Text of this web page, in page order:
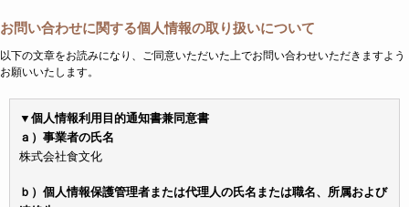
お問い合わせに関する個人情報の取り扱いについて
以下の文章をお読みになり、ご同意いただいた上でお問い合わせいただきますよう
お願いいたします。
▼個人情報利用目的通知書兼同意書
ａ）事業者の氏名
株式会社食文化
ｂ）個人情報保護管理者または代理人の氏名または職名、所属および